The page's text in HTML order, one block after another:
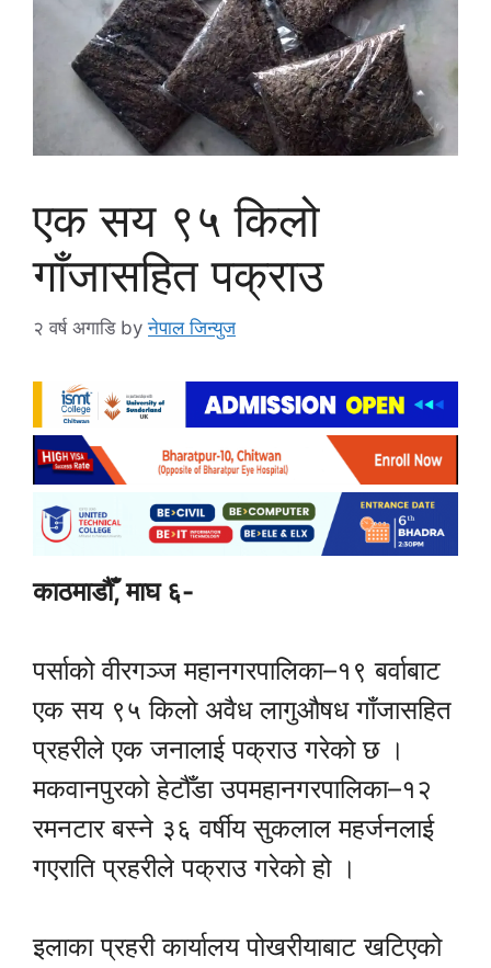
एक सय ९५ किलो
गाँजासहित पक्राउ
२ वर्ष अगाडि byनेपाल जिन्युज
काठमाडौँ, माघ ६-
पर्साको वीरगञ्ज महानगरपालिका–१९ बर्वाबाट
एक सय ९५ किलो अवैध लागुऔषध गाँजासहित
प्रहरीले एक जनालाई पक्राउ गरेको छ ।
मकवानपुरको हेटौँडा उपमहानगरपालिका–१२
रमनटार बस्ने ३६ वर्षीय सुकलाल महर्जनलाई
गएराति प्रहरीले पक्राउ गरेको हो ।
इलाका प्रहरी कार्यालय पोखरीयाबाट खटिएको